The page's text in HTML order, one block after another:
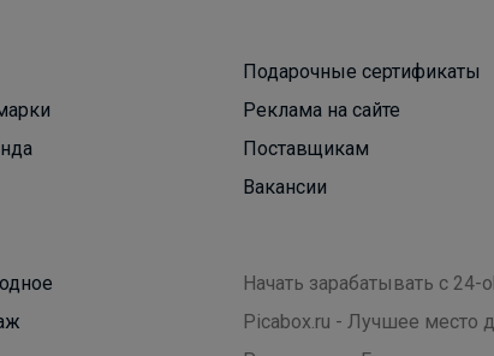
Подарочные сертификаты
Реклама на сайте
Поставщикам
Вакансии
Начать зарабатывать с 24-
Picabox.ru - Лучшее место
формы и обуви